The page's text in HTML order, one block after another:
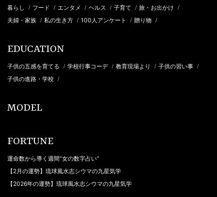
暮らし / フード / エンタメ / ヘルス / 子育て / 旅・お出かけ /
夫婦・家族 / 私の生き方 / 100人アンケート / 贈り物 /
EDUCATION
子供の五感を育てる / 学校行事コーデ / 教育現場より / 子供の習い事 /
子供の進路・学校 /
MODEL
FORTUNE
運命数から導く週間“女の数字占い”
【2月の運勢】琉球風水志シウマの九星気学
【2026年の運勢】琉球風水志シウマの九星気学